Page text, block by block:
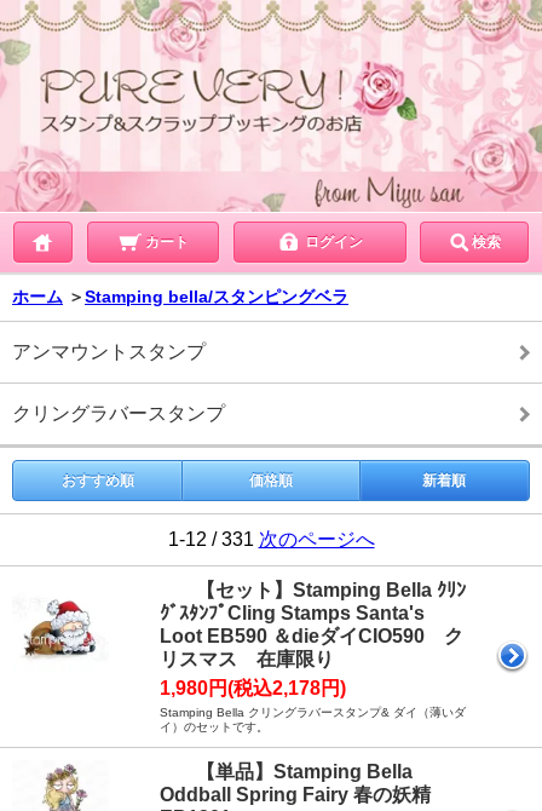
カート ログイン 検索
ホーム ＞Stamping bella/スタンピングベラ
アンマウントスタンプ
クリングラバースタンプ
おすすめ順 価格順 新着順
1-12 / 331 次のページへ
【セット】Stamping Bella ｸﾘﾝ
ｸﾞｽﾀﾝﾌﾟCling Stamps Santa's
Loot EB590 ＆dieダイCIO590 ク
リスマス 在庫限り
1,980円(税込2,178円)
Stamping Bella クリングラバースタンプ& ダイ（薄いダ
イ）のセットです。
【単品】Stamping Bella
Oddball Spring Fairy 春の妖精